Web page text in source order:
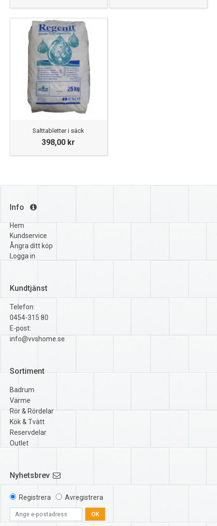
Salttabletter i säck
398,00 kr
Info
Hem
Kundservice
Ångra ditt köp
Logga in
Kundtjänst
Telefon:
0454-315 80
E-post:
info@vvshome.se
Sortiment
Badrum
Värme
Rör & Rördelar
Kök & Tvätt
Reservdelar
Outlet
Nyhetsbrev
Registrera Avregistrera
OK